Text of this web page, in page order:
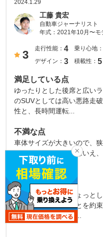
2024.1.29
工藤 貴宏
自動車ジャーナリスト
年式： 2021年10月〜モ
3
走行性能： 4 乗り心地：
デザイン： 3 積載性： 5
満足している点
ゆったりとした後席と広い
のSUVとしては高い悪路走
性と、長時間運転...
不満な点
車体サイズが大きいので、
と気を使います。とはいえ
り”がこのクルマ...
乗り心地
乗り心地の良さはちょっと
っても後悔しないことを約
れば、後席スペース...